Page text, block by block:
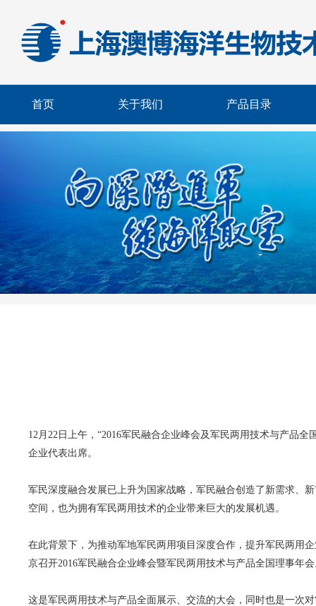
首页 关于我们 产品目录
12月22日上午，“2016军民融合企业峰会及军民两用技术与产品
企业代表出席。
军民深度融合发展已上升为国家战略，军民融合创造了新需求、
空间，也为拥有军民两用技术的企业带来巨大的发展机遇。
在此背景下，为推动军地军民两用项目深度合作，提升军民两用
京召开2016军民融合企业峰会暨军民两用技术与产品全国理事年
这是军民两用技术与产品全面展示、交流的大会，同时也是一次